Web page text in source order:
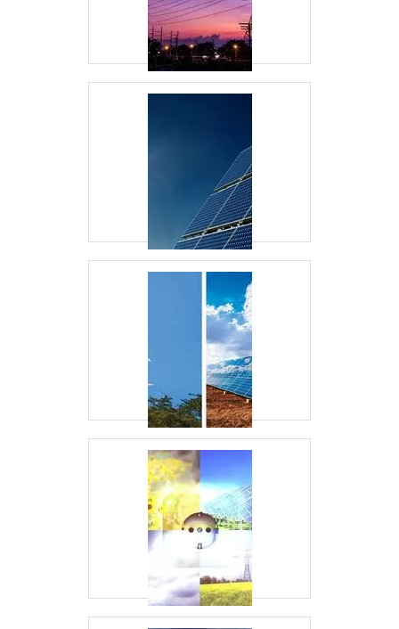
ENERGÉTICO?
Além da ENGIE, CPFL e Neoenergia, a
Energia24Horas é uma das empresas de destaque.
O gerenciamento de energia é essencial para
qualquer empresa que busca eficiência e
sustentabilidade. A Energia24Horas oferece
soluções inovadoras e personalizadas para ajudar
sua empresa a alcançar esses objetivos. Não perca
a oportunidade de otimizar seu consumo energético
e reduzir custos. Entre em contato com a
hoje mesmo!
Geradores|
Subestação.